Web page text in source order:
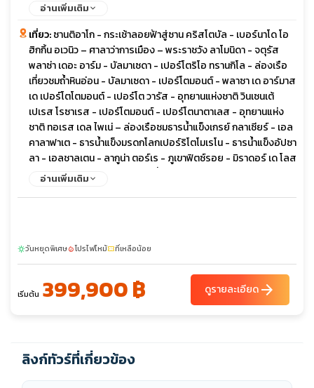
อ่านเพิ่มเติม
เที่ยว:ซานติอาโก - กระเช้าลอยฟ้าสู่ซาน คริสโตบัล - เบอร์นาโด โอ
ฮิกกิ้น อเวนิว – ศาลาว่าการเมือง – พระราชวัง ลาโมนิดา - จตุรัส
พลาซ่า เดอะ อาร์ม - บัลมาเซดา - เปอร์โตริโอ ทรานกิโล - ล่องเรือ
เที่ยวชมถ้ำหินอ่อน - บัลมาเซดา - เปอร์โตมอนต์ - พลาซา เด อาร์มาส
เด เปอร์โตโตมอนต์ - เปอร์โต วารัส - อุทยานแห่งชาติ วินเซนเต้
เปเรส โรซาเรส - เปอร์โตมอนต์ - เปอร์โตนาตาเลส - อุทยานแห่ง
ชาติ ทอเรส เดล ไพเน่ – ล่องเรือชมธารน้ำแข็งเกรย์ กลาเซียร์ - เอล
คาลาฟาเต - ธารน้ำแข็งมรดกโลกเปอร์ริโตโมเรโน - ธารน้ำแข็งอัปซา
ลา - เอลชาลเตน - ลากูน่า ตอร์เร - ภูเขาฟิตซ์รอย - มิราดอร์ เด โลส
- เอลคาลาฟาเต - จอร์จ นิวเบอรี่ - ซอลตา - พลาซ่า 9 เดอ จูลิโอ –
อ่านเพิ่มเติม
sunnyวันหยุดพิเศษlocal_fire_departmentโปรไฟไหม้confirmation_numberที่เหลือน้อย
เริ่มต้น 399,900 ฿ ดูรายละเอียดarrow_forward
ลิงก์ทัวร์ที่เกี่ยวข้อง